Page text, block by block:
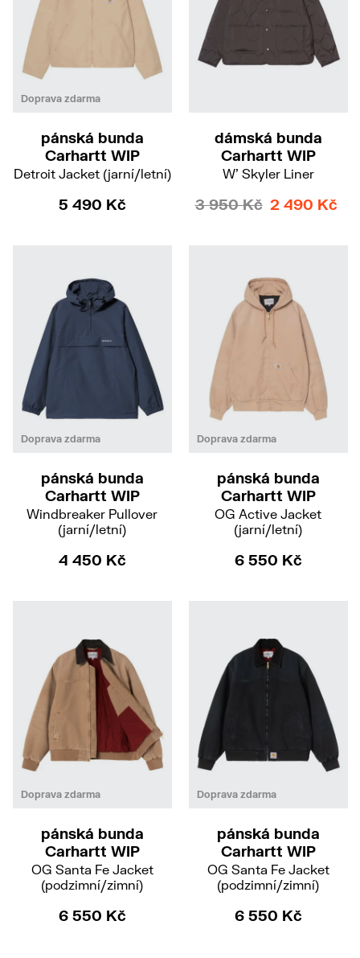
Doprava zdarma
LXXL
pánská bunda
Carhartt WIP
Detroit Jacket (jarní/letní)
5 490 Kč
dámská bunda
Carhartt WIP
W' Skyler Liner
3 950 Kč 2 490 Kč
Doprava zdarma
MXL
pánská bunda
Carhartt WIP
Windbreaker Pullover
(jarní/letní)
4 450 Kč
Doprava zdarma
MXL
pánská bunda
Carhartt WIP
OG Active Jacket
(jarní/letní)
6 550 Kč
Doprava zdarma
MXL
pánská bunda
Carhartt WIP
OG Santa Fe Jacket
(podzimní/zimní)
6 550 Kč
Doprava zdarma
S
pánská bunda
Carhartt WIP
OG Santa Fe Jacket
(podzimní/zimní)
6 550 Kč